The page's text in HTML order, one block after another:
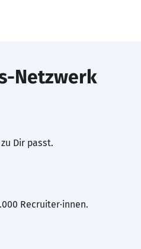
Netzwerk
Dir passt.
Recruiter·innen.